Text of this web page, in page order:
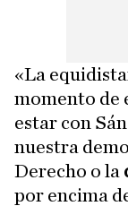
«La
momento de
estar con
nuestra
Derecho o la
por encima